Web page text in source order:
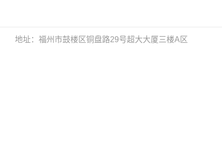
地址：福州市鼓楼区铜盘路29号超大大厦三楼A区